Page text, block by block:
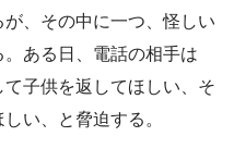
、その中に一つ、怪しい
ある日、電話の相手は
て子供を返してほしい、そ
い、と脅迫する。